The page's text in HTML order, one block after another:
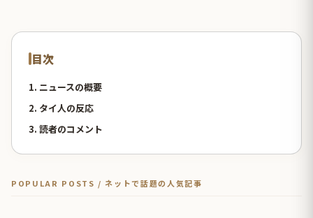
目次
1. ニュースの概要
2. タイ人の反応
3. 読者のコメント
POPULAR POSTS / ネットで話題の人気記事